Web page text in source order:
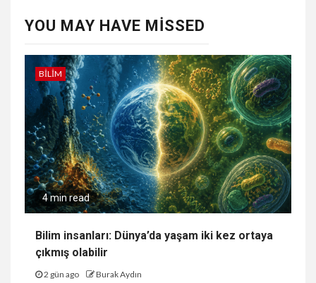
YOU MAY HAVE MISSED
BILIM
4 min read
Bilim insanları: Dünya’da yaşam iki kez ortaya
çıkmış olabilir
2 gün ago Burak Aydın